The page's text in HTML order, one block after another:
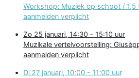
Workshop: Muziek op schoot / 1,5
aanmelden verplicht
Zo 25 januari, 14:30 - 15:10 uur
Muzikale vertelvoorstelling:
aanmelden verplicht
Di 27 januari, 10:00 - 11:00 uur